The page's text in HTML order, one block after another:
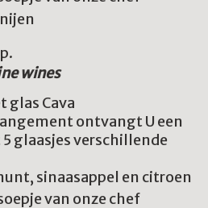
wines
glas Cava
ontvangt U een
glaasjes verschillende
sinaasappel en citroen
van onze chef